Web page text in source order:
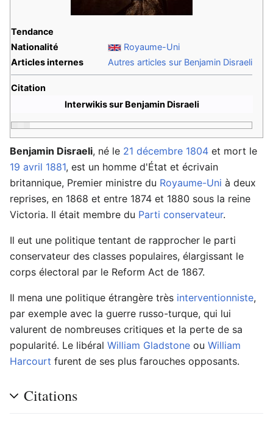
Tendance
Nationalité
Royaume-Uni
Articles internes
Autres articles sur Benjamin Disraeli
Citation
Interwikis sur Benjamin Disraeli
Benjamin Disraeli, né le 21 décembre 1804 et mort le
19 avril 1881, est un homme d'État et écrivain
britannique, Premier ministre du Royaume-Uni à deux
reprises, en 1868 et entre 1874 et 1880 sous la reine
Victoria. Il était membre du Parti conservateur.
Il eut une politique tentant de rapprocher le parti
conservateur des classes populaires, élargissant le
corps électoral par le Reform Act de 1867.
Il mena une politique étrangère très interventionniste,
par exemple avec la guerre russo-turque, qui lui
valurent de nombreuses critiques et la perte de sa
popularité. Le libéral William Gladstone ou William
Harcourt furent de ses plus farouches opposants.
Citations